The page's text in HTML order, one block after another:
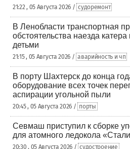
21:22 , 05 Августа 2026 / судоремонт
В Ленобласти транспортная
обстоятельства наезда
детьми
21:15 , 05 Августа 2026 / аварийность и чп
В порту Шахтерск до конца
оборудование всех точек
аспирации угольной пыли
20:45 , 05 Августа 2026 / порты
Севмаш приступил к сборке
для атомного ледокола
20:30 , 05 Августа 2026 / судостроение